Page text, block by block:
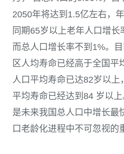
2050年将达到 1.5亿左右，
同期65岁以上老年人口增长
而总人口增长率不到 1%。
区人均寿命已经高于全国平
人口平均寿命已达82岁以上
平均寿命已经达到 84 岁以
是未来我国总人口中增长最
口老龄化进程中不可忽视的